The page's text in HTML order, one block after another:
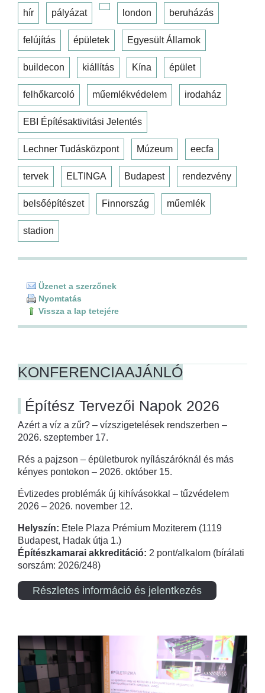
hír pályázat london beruházás
felújítás épületek Egyesült Államok
buildecon kiállítás Kína épület
felhőkarcoló műemlékvédelem irodaház
EBI Építésaktivitási Jelentés
Lechner Tudásközpont Múzeum eecfa
tervek ELTINGA Budapest rendezvény
belsőépítészet Finnország műemlék
stadion
Üzenet a szerzőnek
Nyomtatás
Vissza a lap tetejére
KONFERENCIAAJÁNLÓ
Építész Tervezői Napok 2026
Azért a víz a zűr? – vízszigetelések rendszerben –
2026. szeptember 17.
Rés a pajzson – épületburok nyílászáróknál és más
kényes pontokon – 2026. október 15.
Évtizedes problémák új kihívásokkal – tűzvédelem
2026 – 2026. november 12.
Helyszín: Etele Plaza Prémium Moziterem (1119
Budapest, Hadak útja 1.)
Építészkamarai akkreditáció: 2 pont/alkalom (bírálati
sorszám: 2026/248)
Részletes információ és jelentkezés